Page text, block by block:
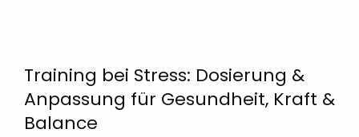
Training bei Stress: Dosierung &
Anpassung für Gesundheit, Kraft &
Balance